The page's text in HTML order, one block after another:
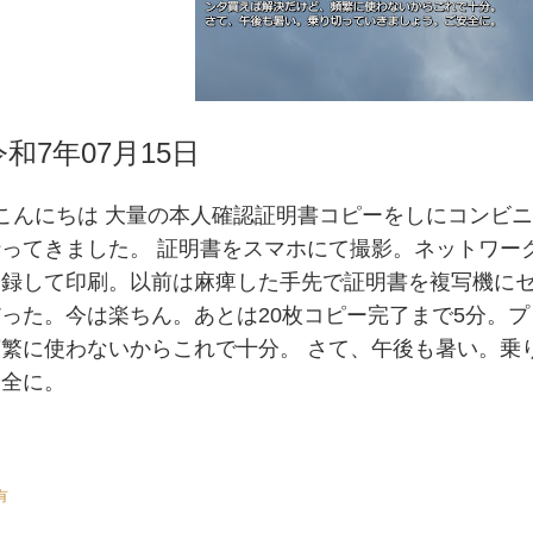
和7年07月15日
んにちは 大量の本人確認証明書コピーをしにコンビ
てきました。 証明書をスマホにて撮影。ネットワー
して印刷。以前は麻痺した手先で証明書を複写機に
た。今は楽ちん。あとは20枚コピー完了まで5分。
に使わないからこれで十分。 さて、午後も暑い。乗
に。